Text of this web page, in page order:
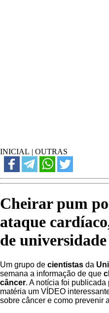
INICIAL | OUTRAS
Cheirar pum
ataque
de
Um grupo de cientistas da
semana a informação de que
câncer. A notícia foi publicada
matéria um VÍDEO
sobre câncer e como prevenir